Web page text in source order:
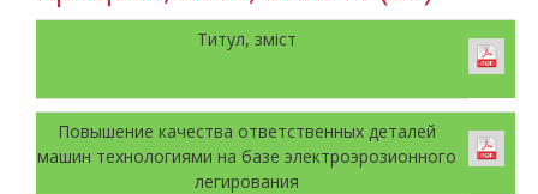
Титул, зміст
Повышение качества ответственных деталей
машин технологиями на базе электроэрозионного
легирования